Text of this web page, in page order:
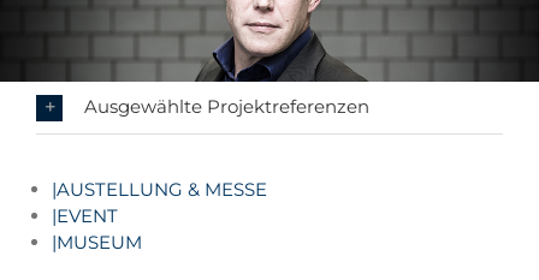
Ausgewählte Projektreferenzen
|AUSTELLUNG & MESSE
|EVENT
|MUSEUM